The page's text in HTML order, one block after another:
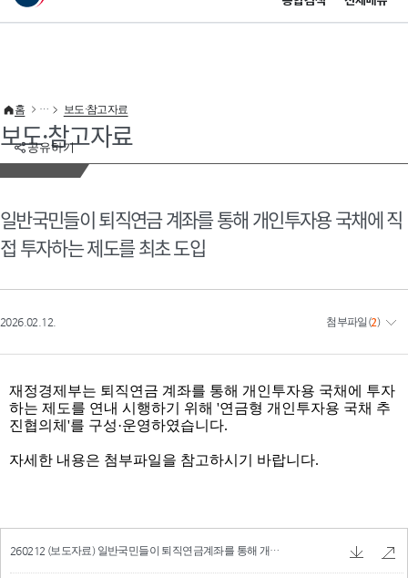
이 누리집은 대한민국 공식 전자정부 누리집입니다.
공유하기
홈 보도·참고자료
보도·참고자료
일반국민들이 퇴직연금 계좌를 통해 개인투자용 국채에 직
접 투자하는 제도를 최초 도입
2026.02.12. 첨부파일 (2)
260212 (보도자료) 일반국민들이 퇴직연금계좌를 통해 개인투자용국채에 직접 투자하는 제도를 최초 도입★.hwpx